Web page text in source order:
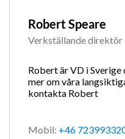
Robert Speare
Verkställande direktör
Robert är VD i
mer om våra
kontakta Robert
Mobil: +46